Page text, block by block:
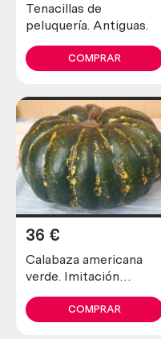
Tenacillas de
peluquería. Antiguas.
COMPRAR
Calabaza americana
verde. Imitación
alimentos.
36 €
COMPRAR